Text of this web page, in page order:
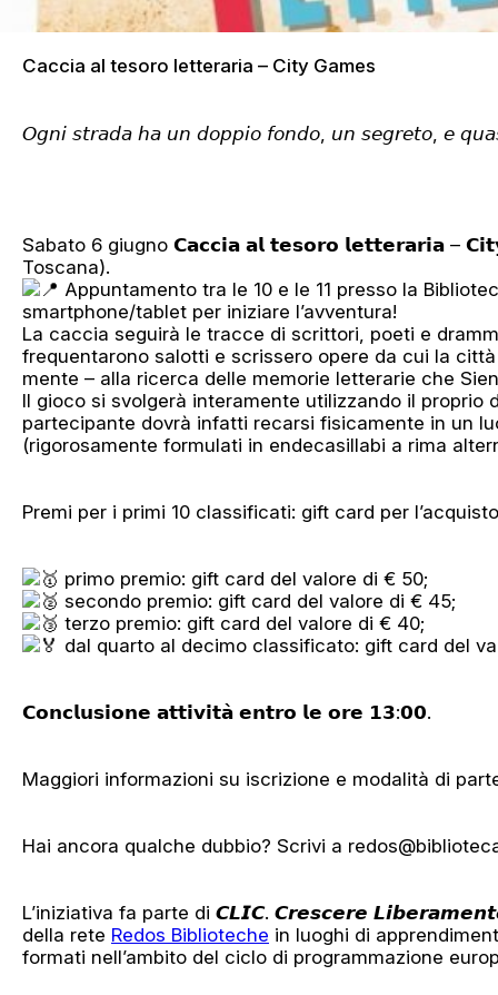
Caccia al tesoro letteraria – City Games
𝘖𝘨𝘯𝘪 𝘴𝘵𝘳𝘢𝘥𝘢 𝘩𝘢 𝘶𝘯 𝘥𝘰𝘱𝘱𝘪𝘰 𝘧𝘰𝘯𝘥𝘰, 𝘶𝘯 𝘴𝘦𝘨𝘳𝘦𝘵𝘰, 𝘦
Sabato 6 giugno 𝗖𝗮𝗰𝗰𝗶𝗮 𝗮𝗹 𝘁𝗲𝘀𝗼𝗿𝗼 𝗹𝗲𝘁𝘁𝗲𝗿𝗮𝗿𝗶𝗮 –
Toscana).
Appuntamento tra le 10 e le 11 presso la
smartphone/tablet per iniziare l’avventura!
La caccia seguirà le tracce di scrittori, poeti e
frequentarono salotti e scrissero opere da cui la
mente – alla ricerca delle memorie letterarie che
Il gioco si svolgerà interamente utilizzando il
partecipante dovrà infatti recarsi fisicamente in un
(rigorosamente formulati in endecasillabi a rima
Premi per i primi 10 classificati: gift card per
primo premio: gift card del valore di € 50;
secondo premio: gift card del valore di € 45;
terzo premio: gift card del valore di € 40;
dal quarto al decimo classificato: gift card del
𝗖𝗼𝗻𝗰𝗹𝘂𝘀𝗶𝗼𝗻𝗲 𝗮𝘁𝘁𝗶𝘃𝗶𝘁𝗮̀ 𝗲𝗻𝘁𝗿𝗼 𝗹𝗲 𝗼𝗿𝗲 𝟭𝟯:𝟬𝟬.
Maggiori informazioni su iscrizione e modalità di
Hai ancora qualche dubbio? Scrivi a
L’iniziativa fa parte di 𝘾𝙇𝙄𝘾. 𝘾𝙧𝙚𝙨𝙘𝙚𝙧𝙚
della rete Redos Biblioteche in luoghi di
formati nell’ambito del ciclo di programmazione